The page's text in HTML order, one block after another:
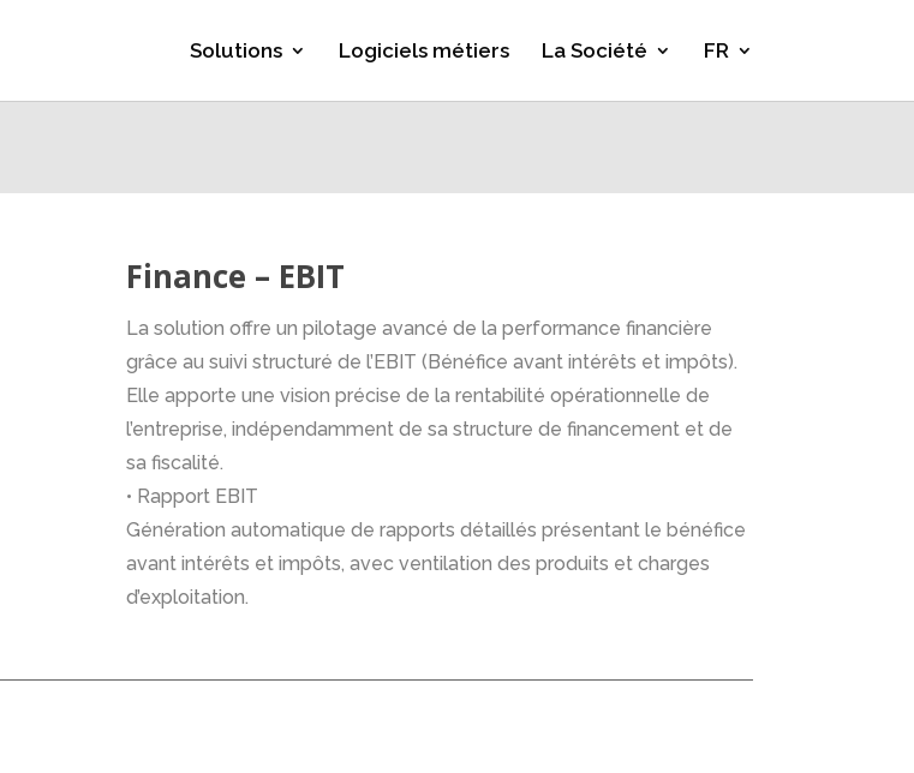
Solutions Logiciels métiers La Société FR
Finance – EBIT
La solution offre un pilotage avancé de la performance financière
grâce au suivi structuré de l’EBIT (Bénéfice avant intérêts et impôts).
Elle apporte une vision précise de la rentabilité opérationnelle de
l’entreprise, indépendamment de sa structure de financement et de
sa fiscalité.
• Rapport EBIT
Génération automatique de rapports détaillés présentant le bénéfice
avant intérêts et impôts, avec ventilation des produits et charges
d’exploitation.